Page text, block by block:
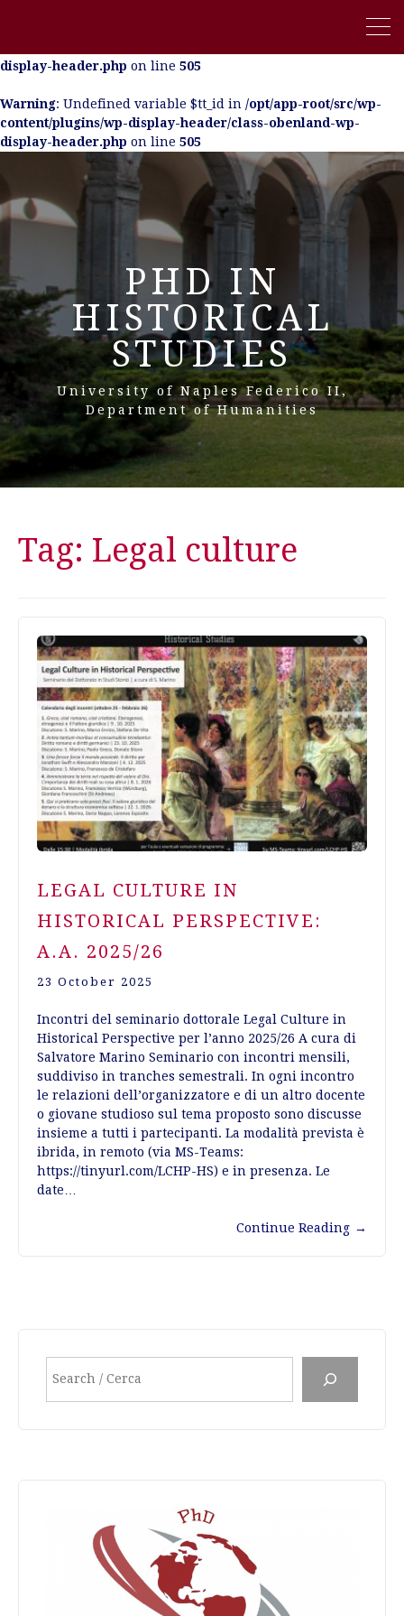
/opt/app-root/src/wp-
display-header.php on line 505
Warning: Undefined variable $tt_id in /opt/app-root/src/wp-
content/plugins/wp-display-header/class-obenland-wp-
display-header.php on line 505
PHD IN
HISTORICAL
STUDIES
University of Naples Federico II,
Department of Humanities
Tag: Legal culture
LEGAL CULTURE IN
HISTORICAL PERSPECTIVE:
A.A. 2025/26
23 October 2025
Incontri del seminario dottorale Legal Culture in
Historical Perspective per l’anno 2025/26 A cura di
Salvatore Marino Seminario con incontri mensili,
suddiviso in tranches semestrali. In ogni incontro
le relazioni dell’organizzatore e di un altro docente
o giovane studioso sul tema proposto sono discusse
insieme a tutti i partecipanti. La modalità prevista è
ibrida, in remoto (via MS-Teams:
https://tinyurl.com/LCHP-HS) e in presenza. Le
date…
Continue Reading →